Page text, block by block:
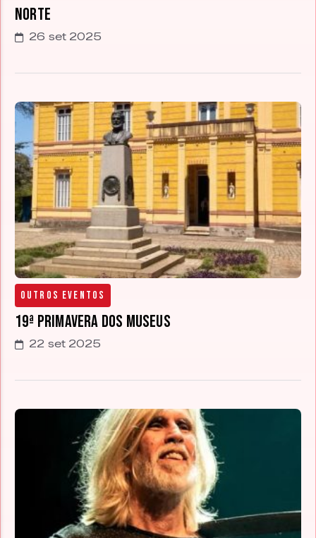
Norte
26 set 2025
Outros Eventos
19ª Primavera dos Museus
22 set 2025